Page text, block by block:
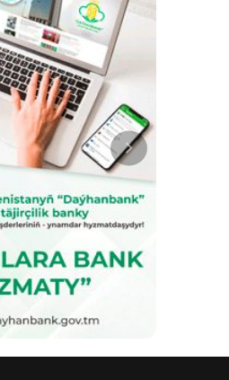
лошадьми. Участники форума
подчеркнули значение
произведений литературы,
музыки и изобразительного
искусства, посвящённых
ахалтекинским скакунам, а также
роль средств массовой
информации в популяризации
национального культурного
наследия. Завершился форум
концертной программой с
участием мастеров искусств,
эстрадных исполнителей и
музыкантов-бахши.